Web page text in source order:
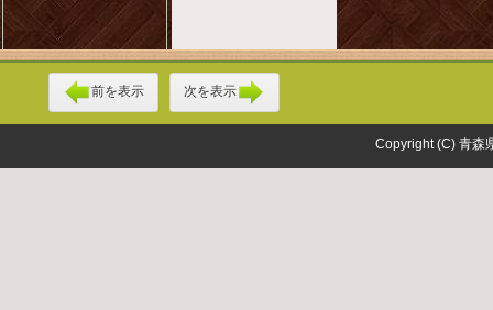
前を表示 次を表示
Copyright (C) 青森